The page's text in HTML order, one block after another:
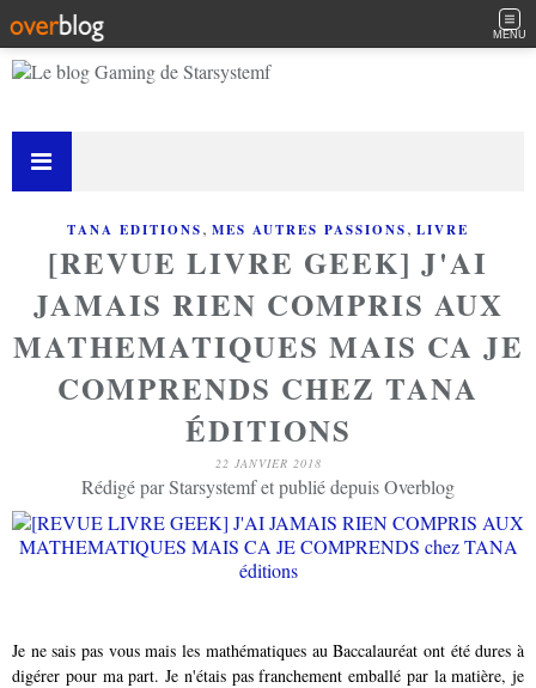
MENU
TANA EDITIONS, MES AUTRES PASSIONS, LIVRE
[REVUE LIVRE GEEK] J'AI
JAMAIS RIEN COMPRIS AUX
MATHEMATIQUES MAIS CA JE
COMPRENDS CHEZ TANA
ÉDITIONS
22 JANVIER 2018
Rédigé par Starsystemf et publié depuis Overblog
Je ne sais pas vous mais les mathématiques au Baccalauréat ont été dures à
digérer pour ma part. Je n'étais pas franchement emballé par la matière, je